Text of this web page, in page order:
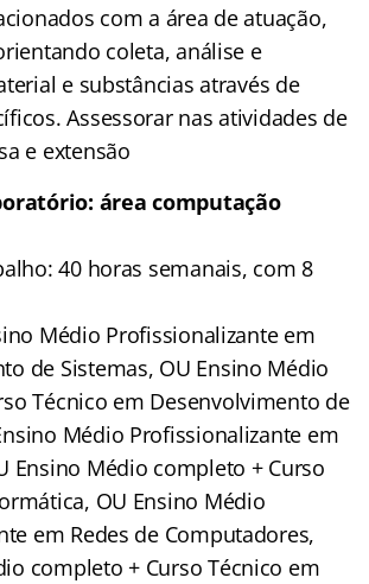
com a área de atuação,
coleta, análise e
e substâncias através de
Assessorar nas atividades de
e extensão
área computação
40 horas semanais, com 8
Médio Profissionalizante em
de Sistemas, OU Ensino Médio
Técnico em Desenvolvimento de
Médio Profissionalizante em
Ensino Médio completo + Curso
OU Ensino Médio
em Redes de Computadores,
completo + Curso Técnico em